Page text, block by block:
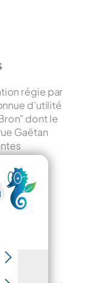
régie par
d’utilité
dont le
Gaëtan